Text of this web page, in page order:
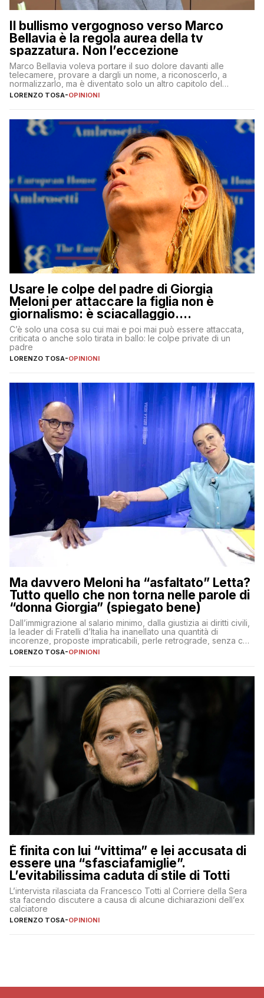
Il bullismo vergognoso verso Marco
Bellavia è la regola aurea della tv
spazzatura. Non l’eccezione
Marco Bellavia voleva portare il suo dolore davanti alle
telecamere, provare a dargli un nome, a riconoscerlo, a
normalizzarlo, ma è diventato solo un altro capitolo del
copione
LORENZO TOSA-OPINIONI
Usare le colpe del padre di Giorgia
Meloni per attaccare la figlia non è
giornalismo: è sciacallaggio.
Dimostriamo di essere diversi
C’è solo una cosa su cui mai e poi mai può essere attaccata,
criticata o anche solo tirata in ballo: le colpe private di un
padre
LORENZO TOSA-OPINIONI
Ma davvero Meloni ha “asfaltato” Letta?
Tutto quello che non torna nelle parole di
“donna Giorgia” (spiegato bene)
Dall’immigrazione al salario minimo, dalla giustizia ai diritti civili,
la leader di Fratelli d’Italia ha inanellato una quantità di
incorenze, proposte impraticabili, perle retrograde, senza che
nessuno – a destra come a sinistra – glielo abbia fatto notare
LORENZO TOSA-OPINIONI
È finita con lui “vittima” e lei accusata di
essere una “sfasciafamiglie”.
L’evitabilissima caduta di stile di Totti
L’intervista rilasciata da Francesco Totti al Corriere della Sera
sta facendo discutere a causa di alcune dichiarazioni dell’ex
calciatore
LORENZO TOSA-OPINIONI